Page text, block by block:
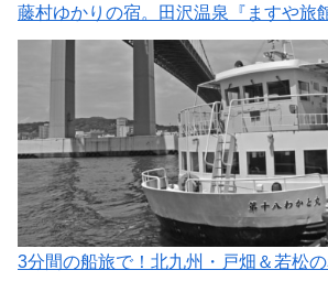
藤村ゆかりの宿。田沢温泉『ますや旅
3分間の船旅で！北九州・戸畑＆若松